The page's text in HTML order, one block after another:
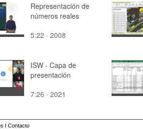
Representación de
números reales
5:22 · 2008
ISW - Capa de
presentación
7:26 · 2021
I Contacto